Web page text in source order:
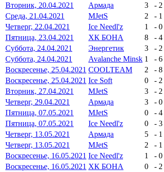
Вторник, 20.04.2021
Армада 3 - 2
Среда, 21.04.2021
MJetS 2 - 1
Четверг, 22.04.2021
Ice Needl'z 1 - 0
Пятница, 23.04.2021
ХК БОНА 8 - 4
Суббота, 24.04.2021
Энергетик 3 - 2
Суббота, 24.04.2021
Avalanche Minsk 1 - 6
Воскресенье, 25.04.2021 COOLTEAM 2 - 8
Воскресенье, 25.04.2021 Ice Soft 0 - 2
Вторник, 27.04.2021
MJetS 3 - 2
Четверг, 29.04.2021
Армада 3 - 0
Пятница, 07.05.2021
MJetS 0 - 4
Пятница, 07.05.2021
Ice Needl'z 0 - 3
Четверг, 13.05.2021
Армада 5 - 1
Четверг, 13.05.2021
MJetS 2 - 1
Воскресенье, 16.05.2021 Ice Needl'z 1 - 0
Воскресенье, 16.05.2021 ХК БОНА 0 - 2